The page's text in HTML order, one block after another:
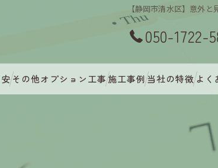
【静岡市清水区】意外
050-1722-
その他オプション工事施工事例当社の特徴よく